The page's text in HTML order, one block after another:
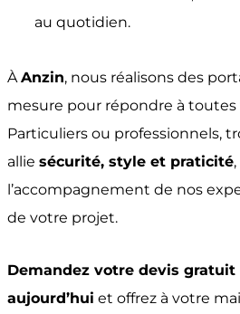
au quotidien.
À Anzin, nous réalisons des
mesure pour répondre à toutes
Particuliers ou professionnels,
allie sécurité, style et praticité
l’accompagnement de nos
de votre projet.
Demandez votre devis gratuit
aujourd’hui et offrez à votre